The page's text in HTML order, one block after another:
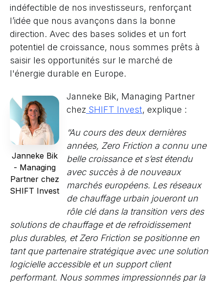
indéfectible de nos investisseurs, renforçant
l’idée que nous avançons dans la bonne
direction. Avec des bases solides et un fort
potentiel de croissance, nous sommes prêts à
saisir les opportunités sur le marché de
l'énergie durable en Europe.
Janneke Bik
- Managing
Partner chez
SHIFT Invest
Janneke Bik, Managing Partner
chez SHIFT Invest, explique :
“Au cours des deux dernières
années, Zero Friction a connu une
belle croissance et s’est étendu
avec succès à de nouveaux
marchés européens. Les réseaux
de chauffage urbain joueront un
rôle clé dans la transition vers des
solutions de chauffage et de refroidissement
plus durables, et Zero Friction se positionne en
tant que partenaire stratégique avec une solution
logicielle accessible et un support client
performant. Nous sommes impressionnés par la